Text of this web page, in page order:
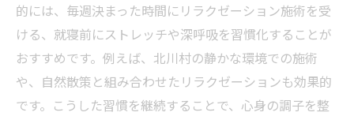
的には、毎週決まった時間にリラクゼーション施術を受
ける、就寝前にストレッチや深呼吸を習慣化することが
おすすめです。例えば、北川村の静かな環境での施術
や、自然散策と組み合わせたリラクゼーションも効果的
です。こうした習慣を継続することで、心身の調子を整